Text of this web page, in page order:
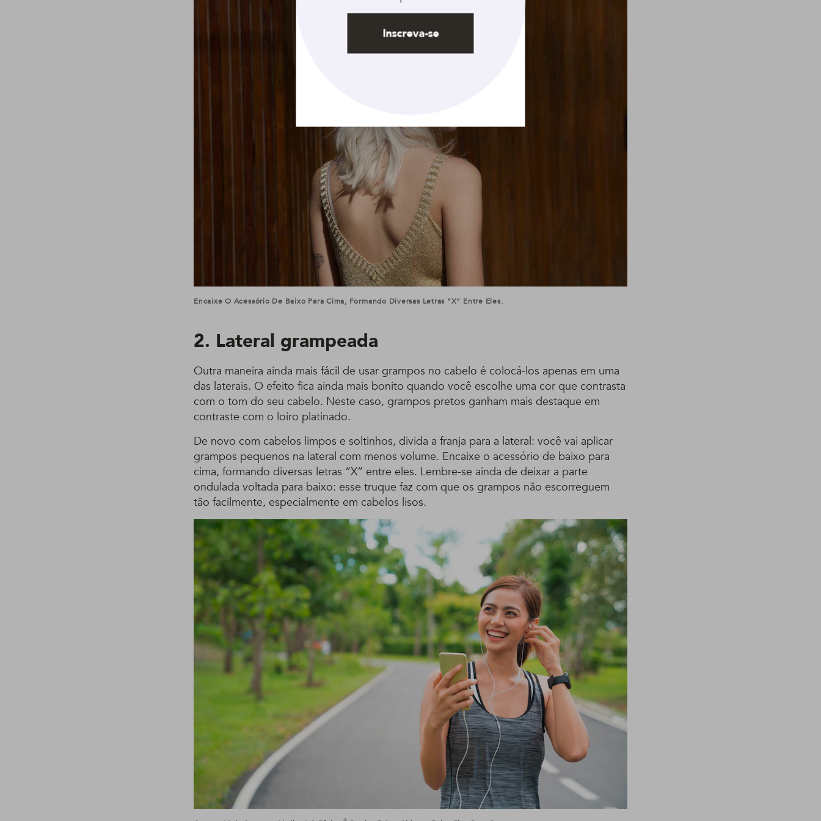
Encaixe O Acessório De Baixo Para Cima, Formando Diversas Letras “X” Entre Eles.
2. Lateral grampeada
Outra maneira ainda mais fácil de usar grampos no cabelo é colocá-los apenas em uma
das laterais. O efeito fica ainda mais bonito quando você escolhe uma cor que contrasta
com o tom do seu cabelo. Neste caso, grampos pretos ganham mais destaque em
contraste com o loiro platinado.
De novo com cabelos limpos e soltinhos, divida a franja para a lateral: você vai aplicar
grampos pequenos na lateral com menos volume. Encaixe o acessório de baixo para
cima, formando diversas letras “X” entre eles. Lembre-se ainda de deixar a parte
ondulada voltada para baixo: esse truque faz com que os grampos não escorreguem
tão facilmente, especialmente em cabelos lisos.
Inscreva-se